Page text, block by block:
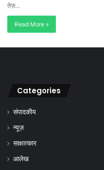
तेज़…
Read More »
Categories
संपादकीय
न्यूज़
साक्षात्कार
आलेख